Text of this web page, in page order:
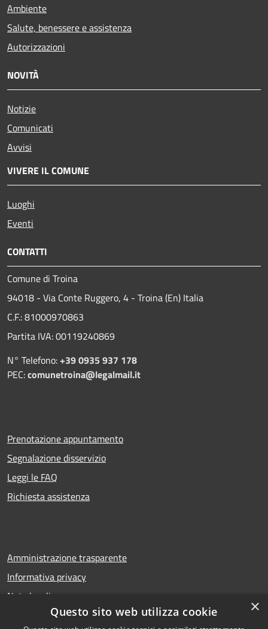
Ambiente
Salute, benessere e assistenza
Autorizzazioni
NOVITÀ
Notizie
Comunicati
Avvisi
VIVERE IL COMUNE
Luoghi
Eventi
CONTATTI
Comune di Troina
94018 - Via Conte Ruggero, 4 - Troina (En) Italia
C.F.: 81000970863
Partita IVA: 00119240869
N° Telefono:+39 0935 937 178
PEC:comunetroina@legalmail.it
Prenotazione appuntamento
Segnalazione disservizio
Leggi le FAQ
Richiesta assistenza
Amministrazione trasparente
Informativa privacy
Note legali
Dichiarazione di accessibilità
×
Questo sito web utilizza cookie